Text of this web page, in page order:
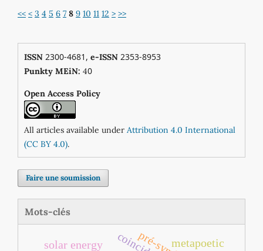
<< < 3 4 5 6 7 8 9 10 11 12 > >>
ISSN2300-4681, e-ISSN2353-8953
Punkty MEiN: 40
Open Access Policy
All articles available under Attribution 4.0 International
(CC BY 4.0).
Faire une soumission
Mots-clés
metapoetic
solar energy